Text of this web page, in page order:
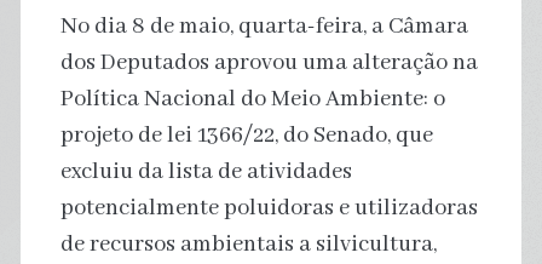
No dia 8 de maio, quarta-feira, a Câmara
dos Deputados aprovou uma alteração na
Política Nacional do Meio Ambiente: o
projeto de lei 1366/22, do Senado, que
excluiu da lista de atividades
potencialmente poluidoras e utilizadoras
de recursos ambientais a silvicultura,